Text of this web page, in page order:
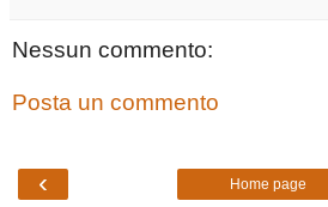
Nessun commento:
Posta un commento
‹ Home page